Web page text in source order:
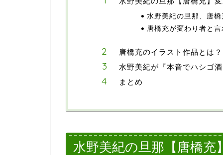
水野美紀の旦那、唐
唐橋充が変わり者と
唐橋充のイラスト作品とは
水野美紀が『本音でハシゴ
まとめ
水野美紀の旦那【唐橋充